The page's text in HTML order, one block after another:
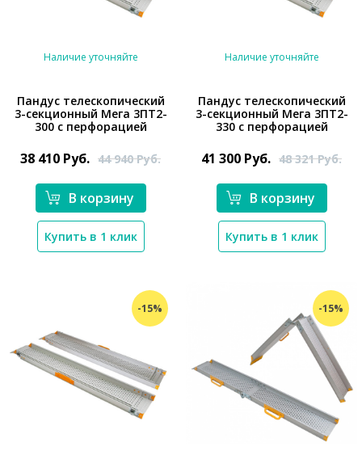
*}
Наличие уточняйте
Пандус телескопический
3-секционный Мега 3ПТ2-
300 с перфорацией
38 410 Руб. 44 940Руб.
В корзину
Купить в 1 клик
*}
Наличие уточняйте
Пандус телескопический
3-секционный Мега 3ПТ2-
330 с перфорацией
41 300 Руб. 48 321Руб.
В корзину
Купить в 1 клик
-15% -15%